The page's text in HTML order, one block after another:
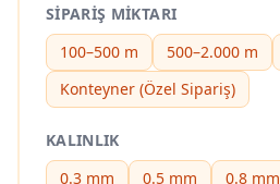
SIPARIŞ MIKTARI
100–500 m
500–2.000 m
Konteyner (Özel Sipariş)
KALINLIK
0.3 mm
0.5 mm 0.8 mm